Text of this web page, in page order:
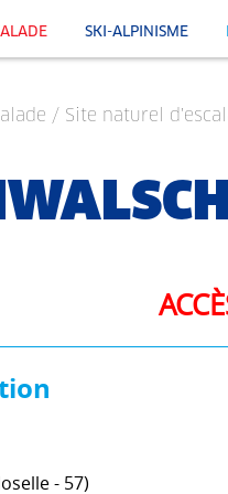
SKI-ALPINISME
/ Site naturel
- 57)